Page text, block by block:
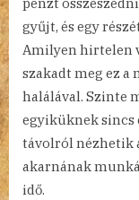
gyűjt, és egy
Amilyen hirtelen
szakadt meg ez
halálával. Szinte
egyiküknek sincs
távolról nézhetik
akarnának
idő.